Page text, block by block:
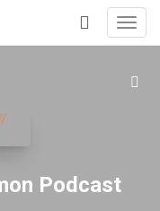
+
Podcast